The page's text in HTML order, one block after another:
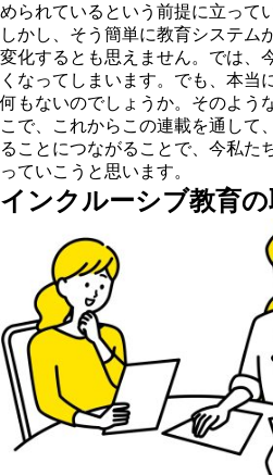
められているという前提に立って
しかし、そう簡単に教育システム
変化するとも思えません。では
くなってしまいます。でも、本当
何もないのでしょうか。そのよう
こで、これからこの連載を通して
ることにつながることで、今私た
っていこうと思います。
インクルーシブ教育